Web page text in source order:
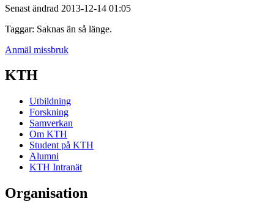
Senast ändrad 2013-12-14 01:05
Taggar: Saknas än så länge.
Anmäl missbruk
KTH
Utbildning
Forskning
Samverkan
Om KTH
Student på KTH
Alumni
KTH Intranät
Organisation